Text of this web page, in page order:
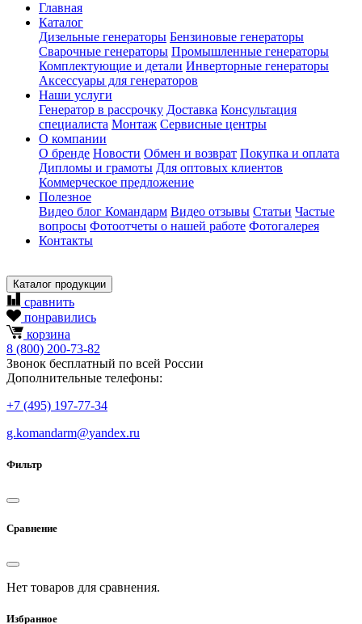
Главная
Каталог
Дизельные генераторы Бензиновые генераторы
Сварочные генераторы Промышленные генераторы
Комплектующие и детали Инверторные генераторы
Аксессуары для генераторов
Наши услуги
Генератор в рассрочку Доставка Консультация
специалиста Монтаж Сервисные центры
О компании
О бренде Новости Обмен и возврат Покупка и оплата
Дипломы и грамоты Для оптовых клиентов
Коммерческое предложение
Полезное
Видео блог Командарм Видео отзывы Статьи Частые
вопросы Фотоотчеты о нашей работе Фотогалерея
Контакты
Каталог продукции
сравнить
понравились
корзина
8 (800) 200-73-82
Звонок бесплатный по всей России
Дополнительные телефоны:
+7 (495) 197-77-34
g.komandarm@yandex.ru
Фильтр
Сравнение
Нет товаров для сравнения.
Избранное